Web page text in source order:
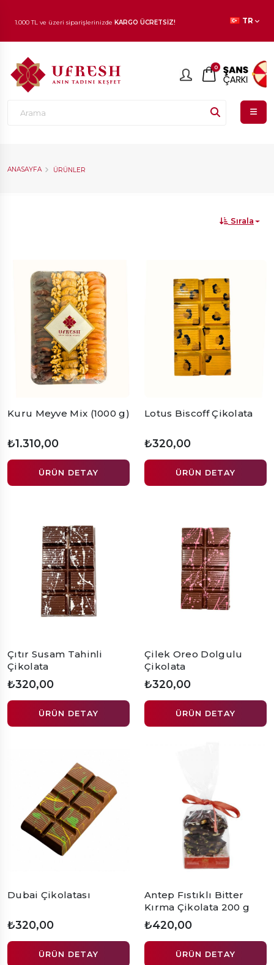
1.000 TL ve üzeri siparişlerinizde KARGO ÜCRETSİZ!
En beğenilen ürünlerdeİNDİRİMfırsatı!
TR
0
ANASAYFA ÜRÜNLER
Sırala
Kuru Meyve Mix (1000 g)
₺1.310,00
ÜRÜN DETAY
Lotus Biscoff Çikolata
₺320,00
ÜRÜN DETAY
Çıtır Susam Tahinli
Çikolata
₺320,00
ÜRÜN DETAY
Çilek Oreo Dolgulu
Çikolata
₺320,00
ÜRÜN DETAY
Dubai Çikolatası
₺320,00
ÜRÜN DETAY
Antep Fıstıklı Bitter
Kırma Çikolata 200 g
₺420,00
ÜRÜN DETAY